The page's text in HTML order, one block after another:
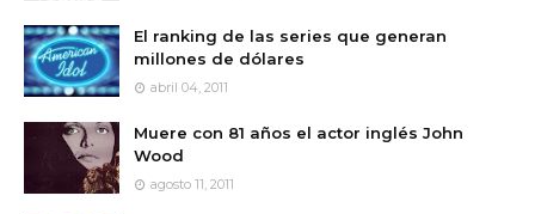
El ranking de las series que generan
millones de dólares
abril 04, 2011
Muere con 81 años el actor inglés John
Wood
agosto 11, 2011